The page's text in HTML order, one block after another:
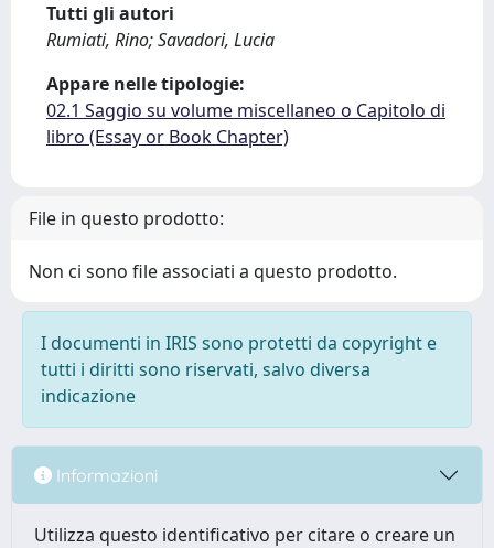
Tutti gli autori
Rumiati, Rino; Savadori, Lucia
Appare nelle tipologie:
02.1 Saggio su volume miscellaneo o Capitolo di
libro (Essay or Book Chapter)
File in questo prodotto:
Non ci sono file associati a questo prodotto.
I documenti in IRIS sono protetti da copyright e
tutti i diritti sono riservati, salvo diversa
indicazione
Informazioni
Utilizza questo identificativo per citare o creare un